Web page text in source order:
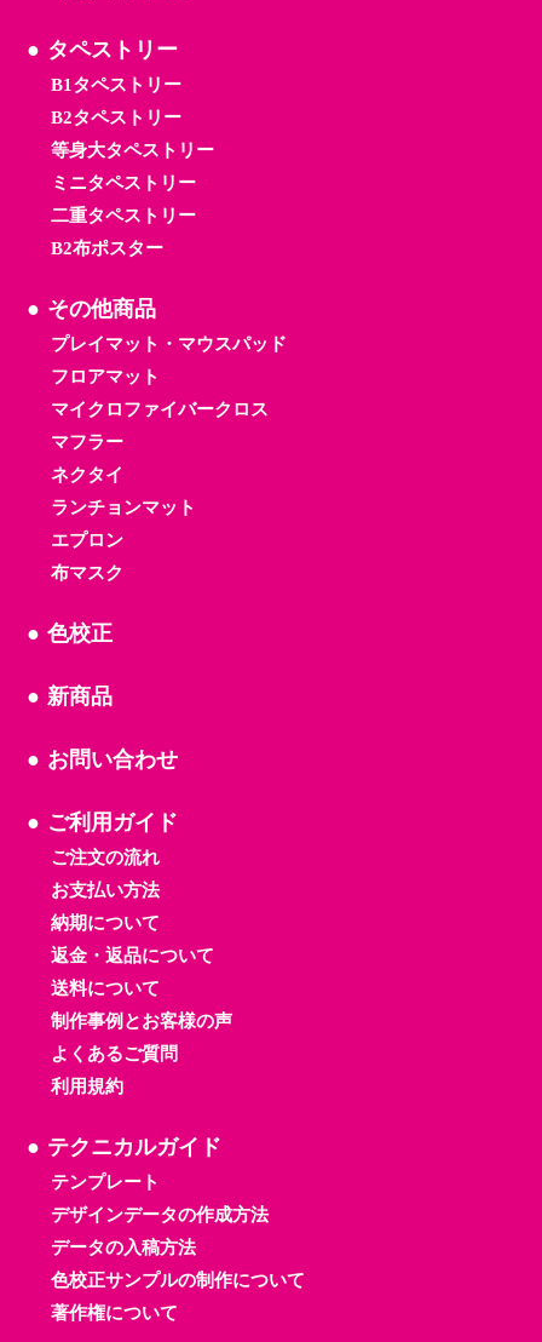
タペストリー
B1タペストリー
B2タペストリー
等身大タペストリー
ミニタペストリー
二重タペストリー
B2布ポスター
その他商品
プレイマット・マウスパッド
フロアマット
マイクロファイバークロス
マフラー
ネクタイ
ランチョンマット
エプロン
布マスク
色校正
新商品
お問い合わせ
ご利用ガイド
ご注文の流れ
お支払い方法
納期について
返金・返品について
送料について
制作事例とお客様の声
よくあるご質問
利用規約
テクニカルガイド
テンプレート
デザインデータの作成方法
データの入稿方法
色校正サンプルの制作について
著作権について